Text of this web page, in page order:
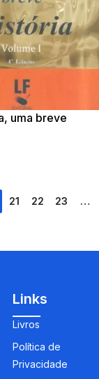
uma breve
21 22 23
…
Links
Livros
Política de
Privacidade